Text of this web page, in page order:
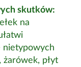
skutków:
na
nietypowych
płyt